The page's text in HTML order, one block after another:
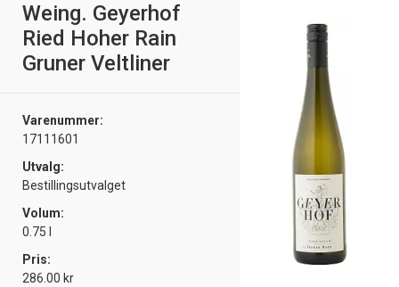
Weing. Geyerhof
Ried Hoher Rain
Gruner Veltliner
Varenummer:
17111601
Utvalg:
Bestillingsutvalget
Volum:
0.75 l
Pris:
286.00 kr